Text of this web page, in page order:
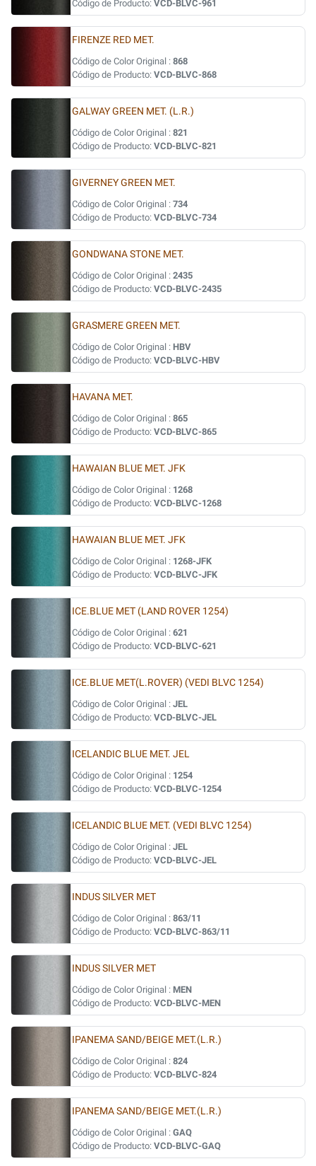
Código de Producto: VCD-BLVC-961
FIRENZE RED MET.
Código de Color Original : 868
Código de Producto: VCD-BLVC-868
GALWAY GREEN MET. (L.R.)
Código de Color Original : 821
Código de Producto: VCD-BLVC-821
GIVERNEY GREEN MET.
Código de Color Original : 734
Código de Producto: VCD-BLVC-734
GONDWANA STONE MET.
Código de Color Original : 2435
Código de Producto: VCD-BLVC-2435
GRASMERE GREEN MET.
Código de Color Original : HBV
Código de Producto: VCD-BLVC-HBV
HAVANA MET.
Código de Color Original : 865
Código de Producto: VCD-BLVC-865
HAWAIAN BLUE MET. JFK
Código de Color Original : 1268
Código de Producto: VCD-BLVC-1268
HAWAIAN BLUE MET. JFK
Código de Color Original : 1268-JFK
Código de Producto: VCD-BLVC-JFK
ICE.BLUE MET (LAND ROVER 1254)
Código de Color Original : 621
Código de Producto: VCD-BLVC-621
ICE.BLUE MET(L.ROVER) (VEDI BLVC 1254)
Código de Color Original : JEL
Código de Producto: VCD-BLVC-JEL
ICELANDIC BLUE MET. JEL
Código de Color Original : 1254
Código de Producto: VCD-BLVC-1254
ICELANDIC BLUE MET. (VEDI BLVC 1254)
Código de Color Original : JEL
Código de Producto: VCD-BLVC-JEL
INDUS SILVER MET
Código de Color Original : 863/11
Código de Producto: VCD-BLVC-863/11
INDUS SILVER MET
Código de Color Original : MEN
Código de Producto: VCD-BLVC-MEN
IPANEMA SAND/BEIGE MET.(L.R.)
Código de Color Original : 824
Código de Producto: VCD-BLVC-824
IPANEMA SAND/BEIGE MET.(L.R.)
Código de Color Original : GAQ
Código de Producto: VCD-BLVC-GAQ